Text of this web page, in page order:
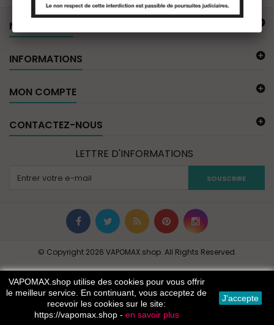
NOTRE OFFRE
INFORMATIONS
© Copyright 2026 VAPOMAX.shop. All Rights Reserved.
MON COMPTE
CONTACTEZ-NOUS
LETTRE D'INFORMATIONS
SOUSCRIRE
VAPOMAX.shop utilise des cookies pour vous offrir
le meilleur service. En continuant, vous acceptez de
recevoir les cookies sur le site:
https://vapomax.shop - en savoir plus
J'accepte